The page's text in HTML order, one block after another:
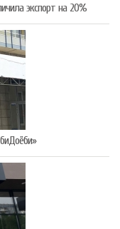
экспорт на 20%